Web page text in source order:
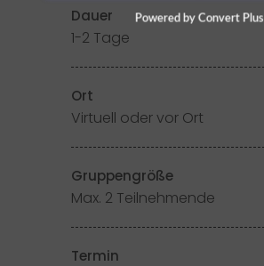
Dauer
1-2 Tage
Ort
Virtuell oder vor Ort
Gruppengröße
Max. 2 Teilnehmende
Termin
Powered by Convert Plus